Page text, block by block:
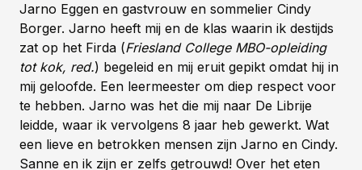
Jarno Eggen en gastvrouw en sommelier Cindy
Borger. Jarno heeft mij en de klas waarin ik destijds
zat op het Firda (Friesland College MBO-opleiding
tot kok, red.) begeleid en mij eruit gepikt omdat hij in
mij geloofde. Een leermeester om diep respect voor
te hebben. Jarno was het die mij naar De Librije
leidde, waar ik vervolgens 8 jaar heb gewerkt. Wat
een lieve en betrokken mensen zijn Jarno en Cindy.
Sanne en ik zijn er zelfs getrouwd! Over het eten